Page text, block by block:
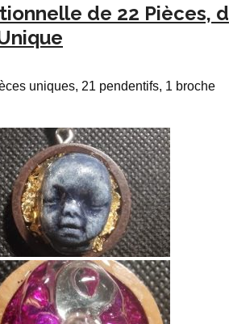
de 22 Pièces, d
uniques, 21 pendentifs, 1 broche